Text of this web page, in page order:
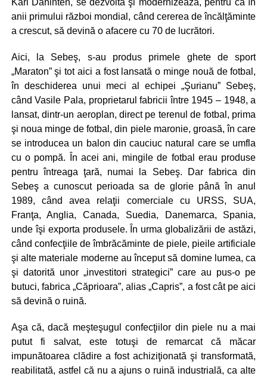
Karl Dahinten, se dezvoltă şi modernizează, pentru ca în
anii primului război mondial, când cererea de încălţăminte
a crescut, să devină o afacere cu 70 de lucrători.
Aici, la Sebeş, s-au produs primele ghete de sport
„Maraton” şi tot aici a fost lansată o minge nouă de fotbal,
în deschiderea unui meci al echipei „Şurianu” Sebeş,
când Vasile Pala, proprietarul fabricii între 1945 – 1948, a
lansat, dintr-un aeroplan, direct pe terenul de fotbal, prima
şi noua minge de fotbal, din piele maronie, groasă, în care
se introducea un balon din cauciuc natural care se umfla
cu o pompă. În acei ani, mingile de fotbal erau produse
pentru întreaga ţară, numai la Sebeş. Dar fabrica din
Sebeş a cunoscut perioada sa de glorie până în anul
1989, când avea relaţii comerciale cu URSS, SUA,
Franţa, Anglia, Canada, Suedia, Danemarca, Spania,
unde îşi exporta produsele. În urma globalizării de astăzi,
când confecţiile de îmbrăcăminte de piele, pieile artificiale
şi alte materiale moderne au început să domine lumea, ca
şi datorită unor „investitori strategici” care au pus-o pe
butuci, fabrica „Căprioara”, alias „Capris”, a fost cât pe aici
să devină o ruină.
Aşa că, dacă meşteşugul confecţiilor din piele nu a mai
putut fi salvat, este totuşi de remarcat că măcar
impunătoarea clădire a fost achiziţionată şi transformată,
reabilitată, astfel că nu a ajuns o ruină industrială, ca alte